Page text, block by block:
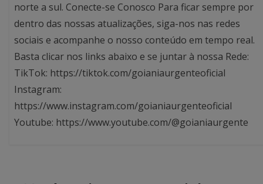
norte a sul. Conecte-se Conosco Para ficar sempre por
dentro das nossas atualizações, siga-nos nas redes
sociais e acompanhe o nosso conteúdo em tempo real.
Basta clicar nos links abaixo e se juntar à nossa Rede:
TikTok: https://tiktok.com/goianiaurgenteoficial
Instagram:
https://www.instagram.com/goianiaurgenteoficial
Youtube: https://www.youtube.com/@goianiaurgente